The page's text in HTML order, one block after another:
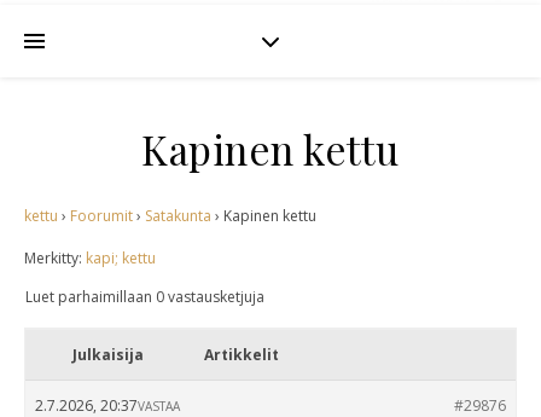
Kapinen kettu
kettu › Foorumit› Satakunta › Kapinen kettu
Merkitty: kapi; kettu
Luet parhaimillaan 0 vastausketjuja
Julkaisija Artikkelit
2.7.2026, 20:37 #29876
VASTAA